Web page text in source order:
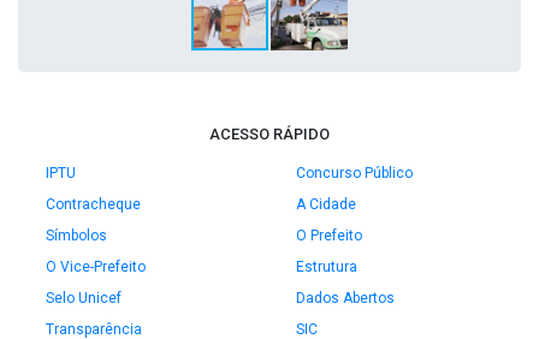
ACESSO RÁPIDO
IPTU
Concurso Público
Contracheque
A Cidade
Símbolos
O Prefeito
O Vice-Prefeito
Estrutura
Selo Unicef
Dados Abertos
Transparência
SIC